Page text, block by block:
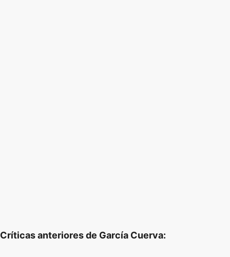
Críticas anteriores de García Cuerva: